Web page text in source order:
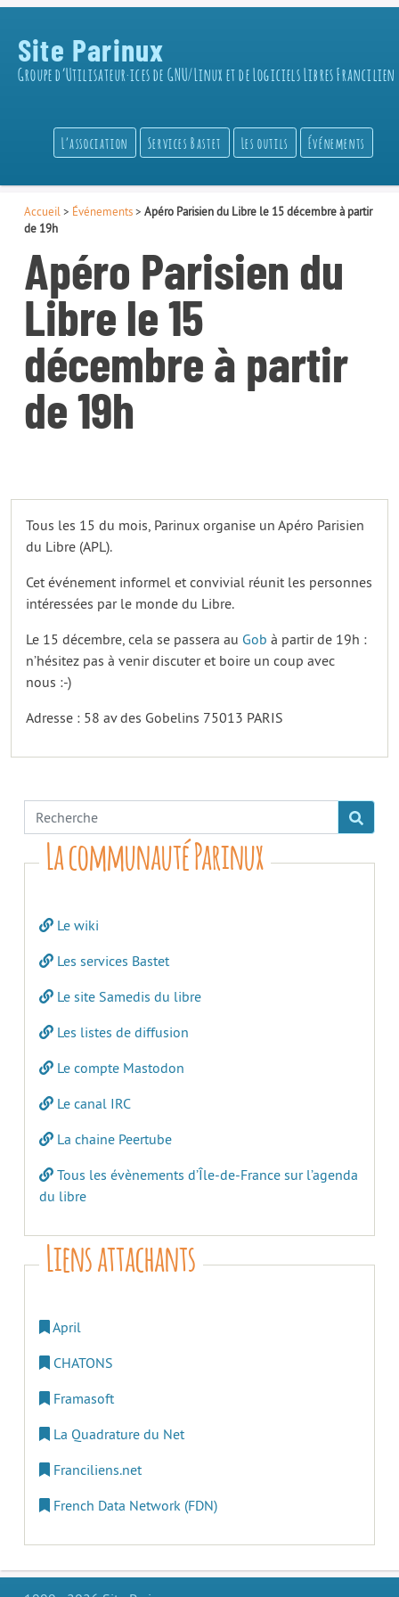
Site Parinux
Groupe d’Utilisateur·ices de GNU/Linux et de Logiciels Libres Francilien
L’association Services Bastet Les outils Événements
Accueil > Événements> Apéro Parisien du Libre le 15 décembre à partir
de 19h
Apéro Parisien du
Libre le 15
décembre à partir
de 19h
Tous les 15 du mois, Parinux organise un Apéro Parisien
du Libre (APL).
Cet événement informel et convivial réunit les personnes
intéressées par le monde du Libre.
Le 15 décembre, cela se passera au Gob à partir de 19h :
n’hésitez pas à venir discuter et boire un coup avec
nous :-)
Adresse : 58 av des Gobelins 75013 PARIS
La communauté Parinux
Le wiki
Les services Bastet
Le site Samedis du libre
Les listes de diffusion
Le compte Mastodon
Le canal IRC
La chaine Peertube
Tous les évènements d’Île-de-France sur l’agenda
du libre
Liens attachants
April
CHATONS
Framasoft
La Quadrature du Net
Franciliens.net
French Data Network (FDN)